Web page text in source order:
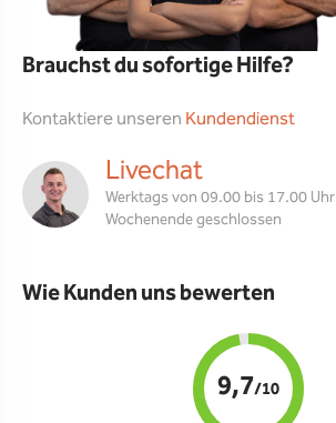
Brauchst du sofortige Hilfe?
Kontaktiere unseren Kundendienst
Livechat
Werktags von 09.00 bis 17.00 Uhr
Wochenende geschlossen
Wie Kunden uns bewerten
9,7/10